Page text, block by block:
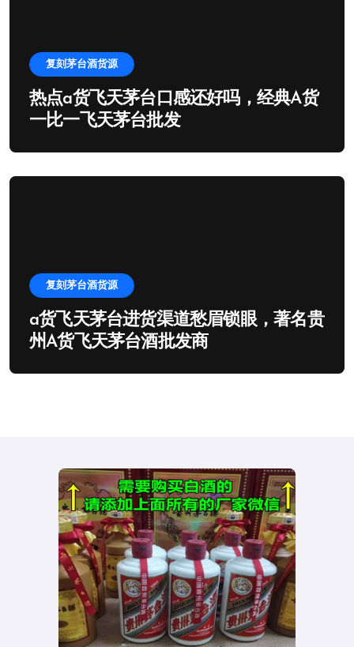
复刻茅台酒货源
热点a货飞天茅台口感还好吗，经典A货
一比一飞天茅台批发
复刻茅台酒货源
a货飞天茅台进货渠道愁眉锁眼，著名贵
州A货飞天茅台酒批发商